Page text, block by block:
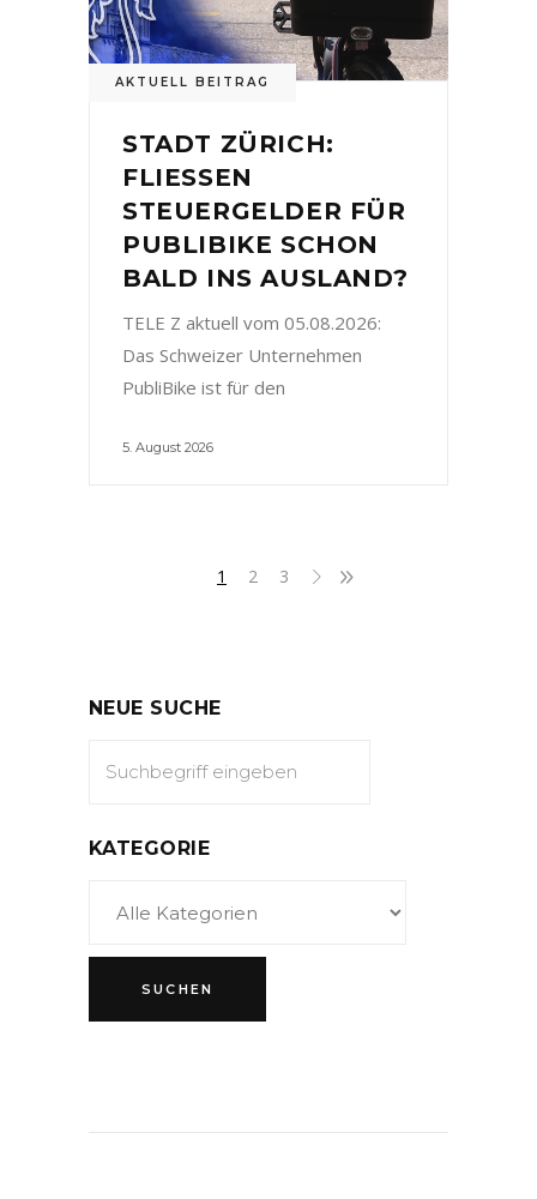
AKTUELL BEITRAG
STADT ZÜRICH:
FLIESSEN
STEUERGELDER FÜR
PUBLIBIKE SCHON
BALD INS AUSLAND?
TELE Z aktuell vom 05.08.2026:
Das Schweizer Unternehmen
PubliBike ist für den
5. August 2026
1 2 3
NEUE SUCHE
KATEGORIE